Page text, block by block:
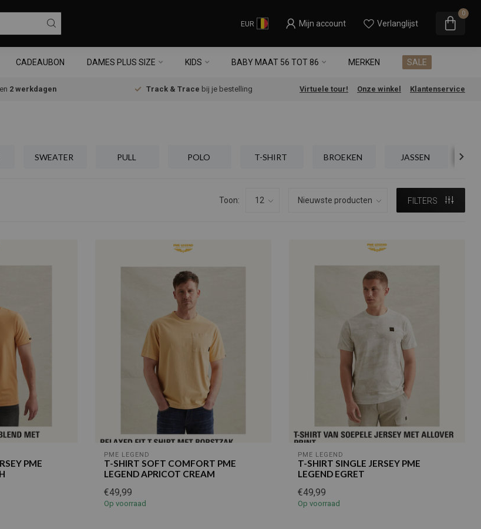
EUR Mijn account Verlanglijst
0
CADEAUBON DAMES PLUS SIZE KIDS BABY MAAT 56 TOT 86 MERKEN SALE
2 werkdagen Track & Trace bij je bestelling Virtuele tour! Onze winkel Klantenservice
SWEATER PULL POLO T-SHIRT BROEKEN JASSEN
Toon: FILTERS
PME
PME LEGEND
T-SHIRT SOFT COMFORT PME
LEGEND APRICOT CREAM
€49,99
Op voorraad
PME LEGEND
T-SHIRT SINGLE JERSEY PME
LEGEND EGRET
€49,99
Op voorraad